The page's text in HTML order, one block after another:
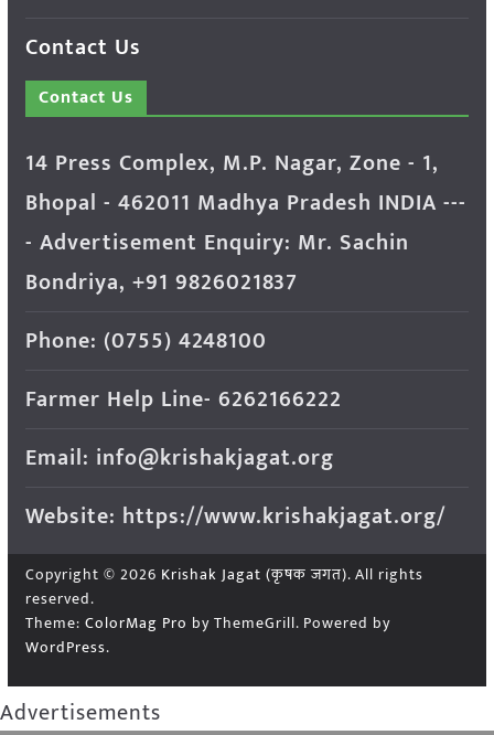
Contact Us
Contact Us
14 Press Complex, M.P. Nagar, Zone - 1,
Bhopal - 462011 Madhya Pradesh INDIA ---
- Advertisement Enquiry: Mr. Sachin
Bondriya, +91 9826021837
Phone: (0755) 4248100
Farmer Help Line- 6262166222
Email: info@krishakjagat.org
Website: https://www.krishakjagat.org/
Copyright © 2026 Krishak Jagat (कृषक जगत). All rights
reserved.
Theme: ColorMag Pro by ThemeGrill. Powered by
WordPress.
Advertisements